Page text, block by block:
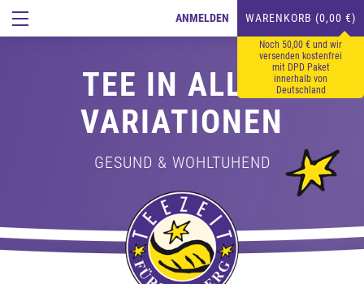
ANMELDEN WARENKORB (0,00 €)
Noch 50,00 € und wir
versenden kostenfrei
mit DPD Paket
innerhalb von
Deutschland
TEE IN ALLEN
VARIATIONEN
GESUND & WOHLTUHEND